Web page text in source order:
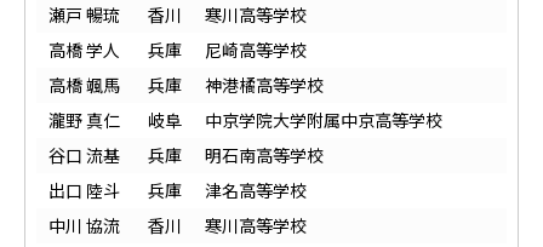
瀬戸 暢琉
香川
寒川高等学校
高橋 学人
兵庫
尼崎高等学校
高橋 颯馬
兵庫
神港橘高等学校
瀧野 真仁
岐阜
中京学院大学附属中京高等学校
谷口 流基
兵庫
明石南高等学校
出口 陸斗
兵庫
津名高等学校
中川 協流
香川
寒川高等学校